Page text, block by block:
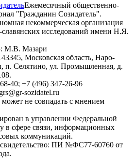
Ежемесячный общественно-
"Гражданин Созидатель".
некоммерческая организация
славянских исследований имени Н.Я.
М.В. Мазари
Московская область, Наро-
п. Селятино, ул. Промышленная, д.
40; +7 (496) 347-26-96
sozidatel.ru
не совпадать с мнением
в управлении Федеральной
в сфере связи, информационных
коммуникаций.
ПИ №ФС77-60760 от